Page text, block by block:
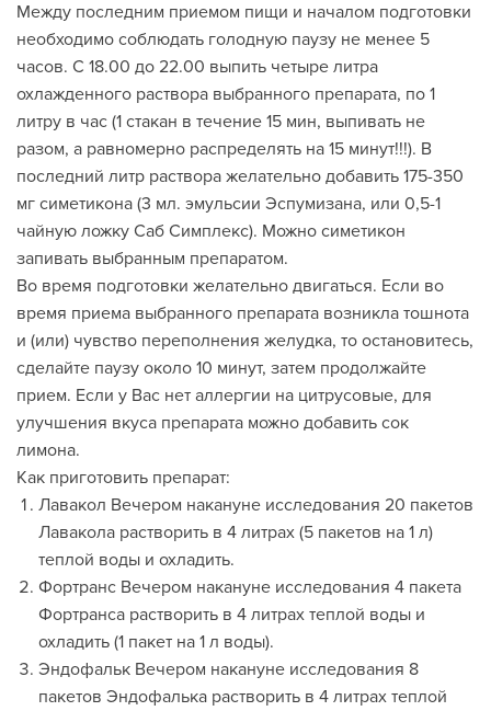
Между последним приемом пищи и началом подготовки
необходимо соблюдать голодную паузу не менее 5
часов. С 18.00 до 22.00 выпить четыре литра
охлажденного раствора выбранного препарата, по 1
литру в час (1 стакан в течение 15 мин, выпивать не
разом, а равномерно распределять на 15 минут!!!). В
последний литр раствора желательно добавить 175-350
мг симетикона (3 мл. эмульсии Эспумизана, или 0,5-1
чайную ложку Саб Симплекс). Можно симетикон
запивать выбранным препаратом.
Во время подготовки желательно двигаться. Если во
время приема выбранного препарата возникла тошнота
и (или) чувство переполнения желудка, то остановитесь,
сделайте паузу около 10 минут, затем продолжайте
прием. Если у Вас нет аллергии на цитрусовые, для
улучшения вкуса препарата можно добавить сок
лимона.
Как приготовить препарат:
Лавакол Вечером накануне исследования 20 пакетов
Лавакола растворить в 4 литрах (5 пакетов на 1 л)
теплой воды и охладить.
Фортранс Вечером накануне исследования 4 пакета
Фортранса растворить в 4 литрах теплой воды и
охладить (1 пакет на 1 л воды).
Эндофальк Вечером накануне исследования 8
пакетов Эндофалька растворить в 4 литрах теплой